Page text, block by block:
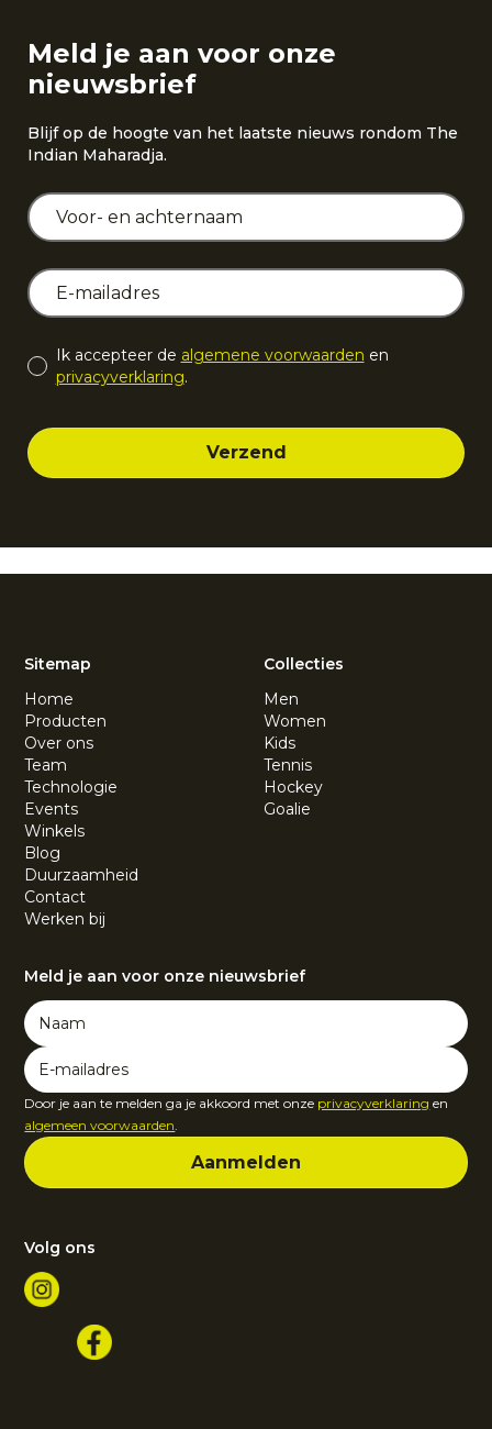
Meld je aan voor onze
nieuwsbrief
Blijf op de hoogte van het laatste nieuws rondom The
Indian Maharadja.
Ik accepteer de algemene voorwaarden en
privacyverklaring.
Sitemap
Home
Producten
Over ons
Team
Technologie
Events
Winkels
Blog
Duurzaamheid
Contact
Werken bij
Collecties
Men
Women
Kids
Tennis
Hockey
Goalie
Meld je aan voor onze nieuwsbrief
Door je aan te melden ga je akkoord met onze privacyverklaring en
algemeen voorwaarden.
Volg ons